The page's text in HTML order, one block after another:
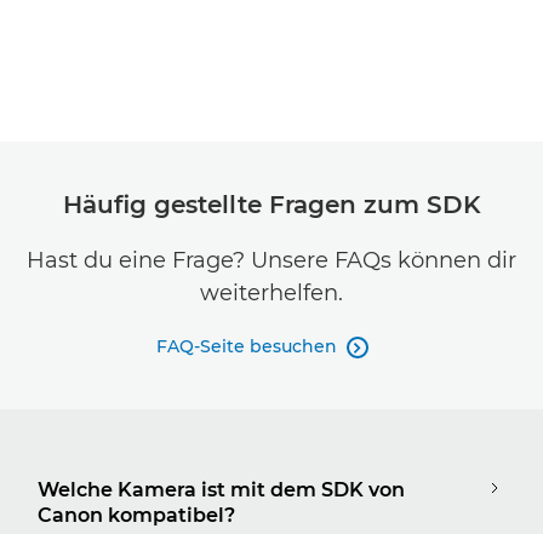
Häufig gestellte Fragen zum SDK
Hast du eine Frage? Unsere FAQs können dir
weiterhelfen.
FAQ-Seite besuchen 
Welche Kamera ist mit dem SDK von
Canon kompatibel?